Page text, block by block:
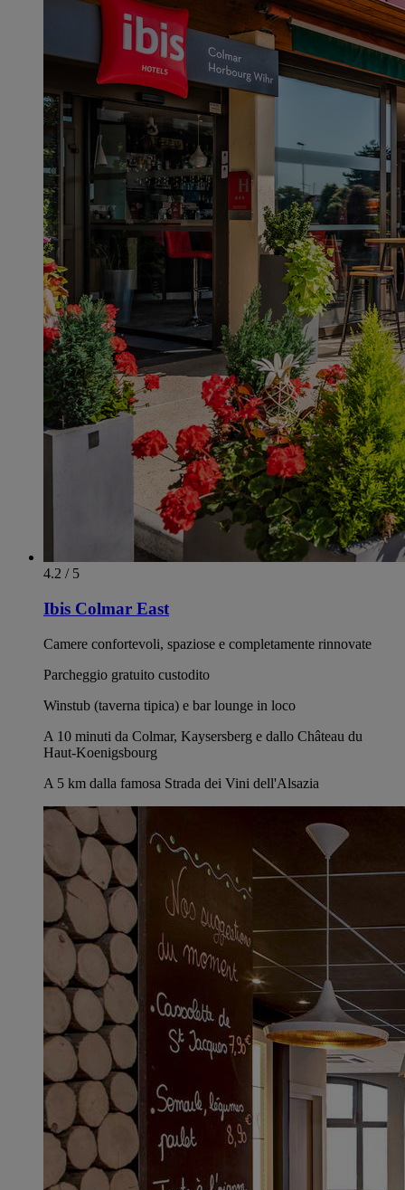
4.2 / 5
Ibis Colmar East
Camere confortevoli, spaziose e completamente rinnovate
Parcheggio gratuito custodito
Winstub (taverna tipica) e bar lounge in loco
A 10 minuti da Colmar, Kaysersberg e dallo Château du
Haut-Koenigsbourg
A 5 km dalla famosa Strada dei Vini dell'Alsazia